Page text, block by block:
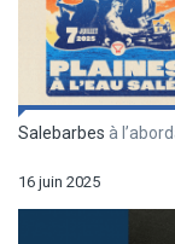
Salebarbes à
16 juin 2025